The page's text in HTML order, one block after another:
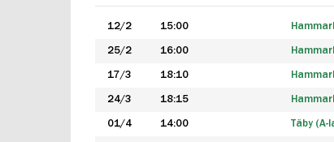
12/2 15:00
25/2 16:00
17/3 18:10
24/3 18:15
01/4 14:00 Täby (A-